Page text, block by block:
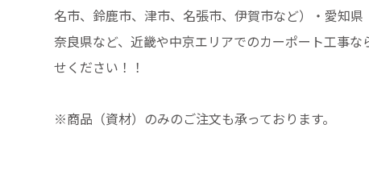
名市、鈴鹿市、津市、名張市、伊賀市など）・愛知県
奈良県など、近畿や中京エリアでのカーポート工事
せください！！
※商品（資材）のみのご注文も承っております。